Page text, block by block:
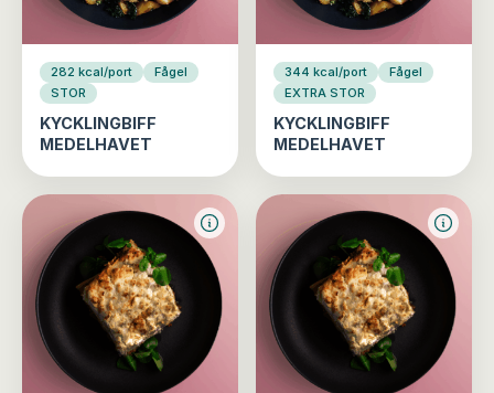
282 kcal/port
Fågel
STOR
KYCKLINGBIFF
MEDELHAVET
344 kcal/port
Fågel
EXTRA STOR
KYCKLINGBIFF
MEDELHAVET